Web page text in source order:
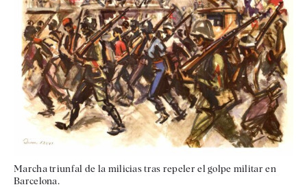
Marcha triunfal de la milicias tras repeler el golpe militar en
Barcelona.